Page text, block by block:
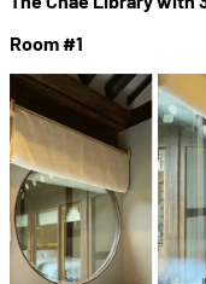
Room #1